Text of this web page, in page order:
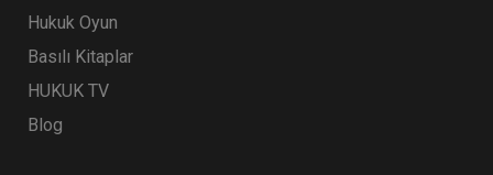
Hukuk Oyun
Basılı Kitaplar
HUKUK TV
Blog